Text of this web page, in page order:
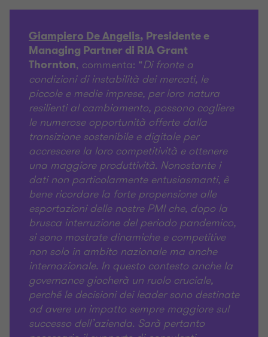
Giampiero De Angelis, Presidente e
Managing Partner di RIA Grant
Thornton, commenta: “Di fronte a
condizioni di instabilità dei mercati, le
piccole e medie imprese, per loro natura
resilienti al cambiamento, possono cogliere
le numerose opportunità offerte dalla
transizione sostenibile e digitale per
accrescere la loro competitività e ottenere
una maggiore produttività. Nonostante i
dati non particolarmente entusiasmanti, è
bene ricordare la forte propensione alle
esportazioni delle nostre PMI che, dopo la
brusca interruzione del periodo pandemico,
si sono mostrate dinamiche e competitive
non solo in ambito nazionale ma anche
internazionale. In questo contesto anche la
governance giocherà un ruolo cruciale,
perché le decisioni dei leader sono destinate
ad avere un impatto sempre maggiore sul
successo dell’azienda. Sarà pertanto